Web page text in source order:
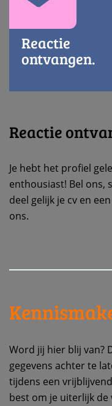
Reactie
ontvangen.
Reactie
Je hebt het profiel
enthousiast! Bel ons,
deel gelijk je cv en
ons.
Word jij hier blij van?
gegevens achter te
tijdens een
best om je uiterlijk de